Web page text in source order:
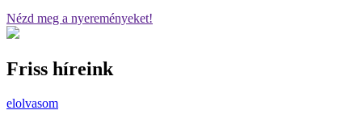
Nézd meg a nyereményeket!
Friss híreink
elolvasom